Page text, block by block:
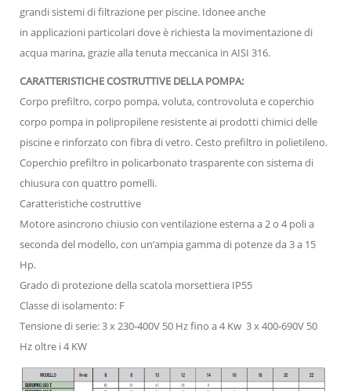
grandi sistemi di filtrazione per piscine. Idonee anche
in applicazioni particolari dove è richiesta la movimentazione di
acqua marina, grazie alla tenuta meccanica in AISI 316.
CARATTERISTICHE COSTRUTTIVE DELLA POMPA:
Corpo prefiltro, corpo pompa, voluta, controvoluta e coperchio
corpo pompa in polipropilene resistente ai prodotti chimici delle
piscine e rinforzato con fibra di vetro. Cesto prefiltro in polietileno.
Coperchio prefiltro in policarbonato trasparente con sistema di
chiusura con quattro pomelli.
Caratteristiche costruttive
Motore asincrono chiusio con ventilazione esterna a 2 o 4 poli a
seconda del modello, con un’ampia gamma di potenze da 3 a 15
Hp.
Grado di protezione della scatola morsettiera IP55
Classe di isolamento: F
Tensione di serie: 3 x 230-400V 50 Hz fino a 4 Kw 3 x 400-690V 50
Hz oltre i 4 KW